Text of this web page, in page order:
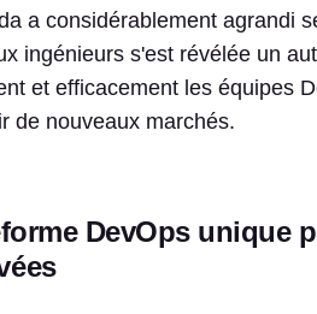
a considérablement agrandi
ingénieurs s'est révélée un
et efficacement les équipes
de nouveaux marchés.
DevOps unique